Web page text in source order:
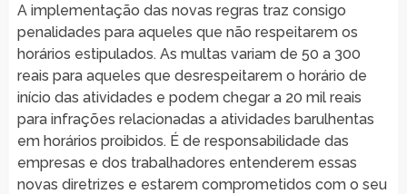
A implementação das novas regras traz consigo
penalidades para aqueles que não respeitarem os
horários estipulados. As multas variam de 50 a 300
reais para aqueles que desrespeitarem o horário de
início das atividades e podem chegar a 20 mil reais
para infrações relacionadas a atividades barulhentas
em horários proibidos. É de responsabilidade das
empresas e dos trabalhadores entenderem essas
novas diretrizes e estarem comprometidos com o seu